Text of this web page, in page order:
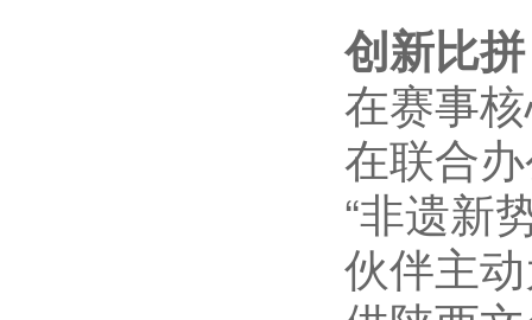
创新比
在赛事
在联合
“非遗新
伙伴主